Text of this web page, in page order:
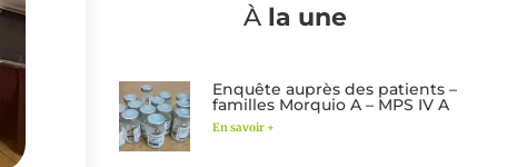
À la une
Enquête auprès des patients –
familles Morquio A – MPS IV A
En savoir +